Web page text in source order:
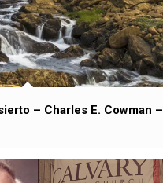
– Charles E. Cowman –